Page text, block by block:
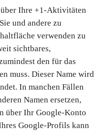
Ihre +1-Aktivitäten
und andere zu
verwenden zu
sichtbares,
den für das
muss. Dieser Name wird
In manchen Fällen
Namen ersetzen,
über Ihr Google-Konto
Google-Profils kann